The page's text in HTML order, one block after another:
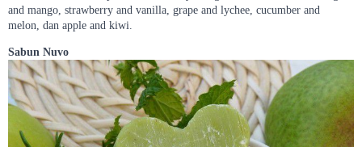
and mango, strawberry and vanilla, grape and lychee, cucumber and
melon, dan apple and kiwi.
Sabun Nuvo